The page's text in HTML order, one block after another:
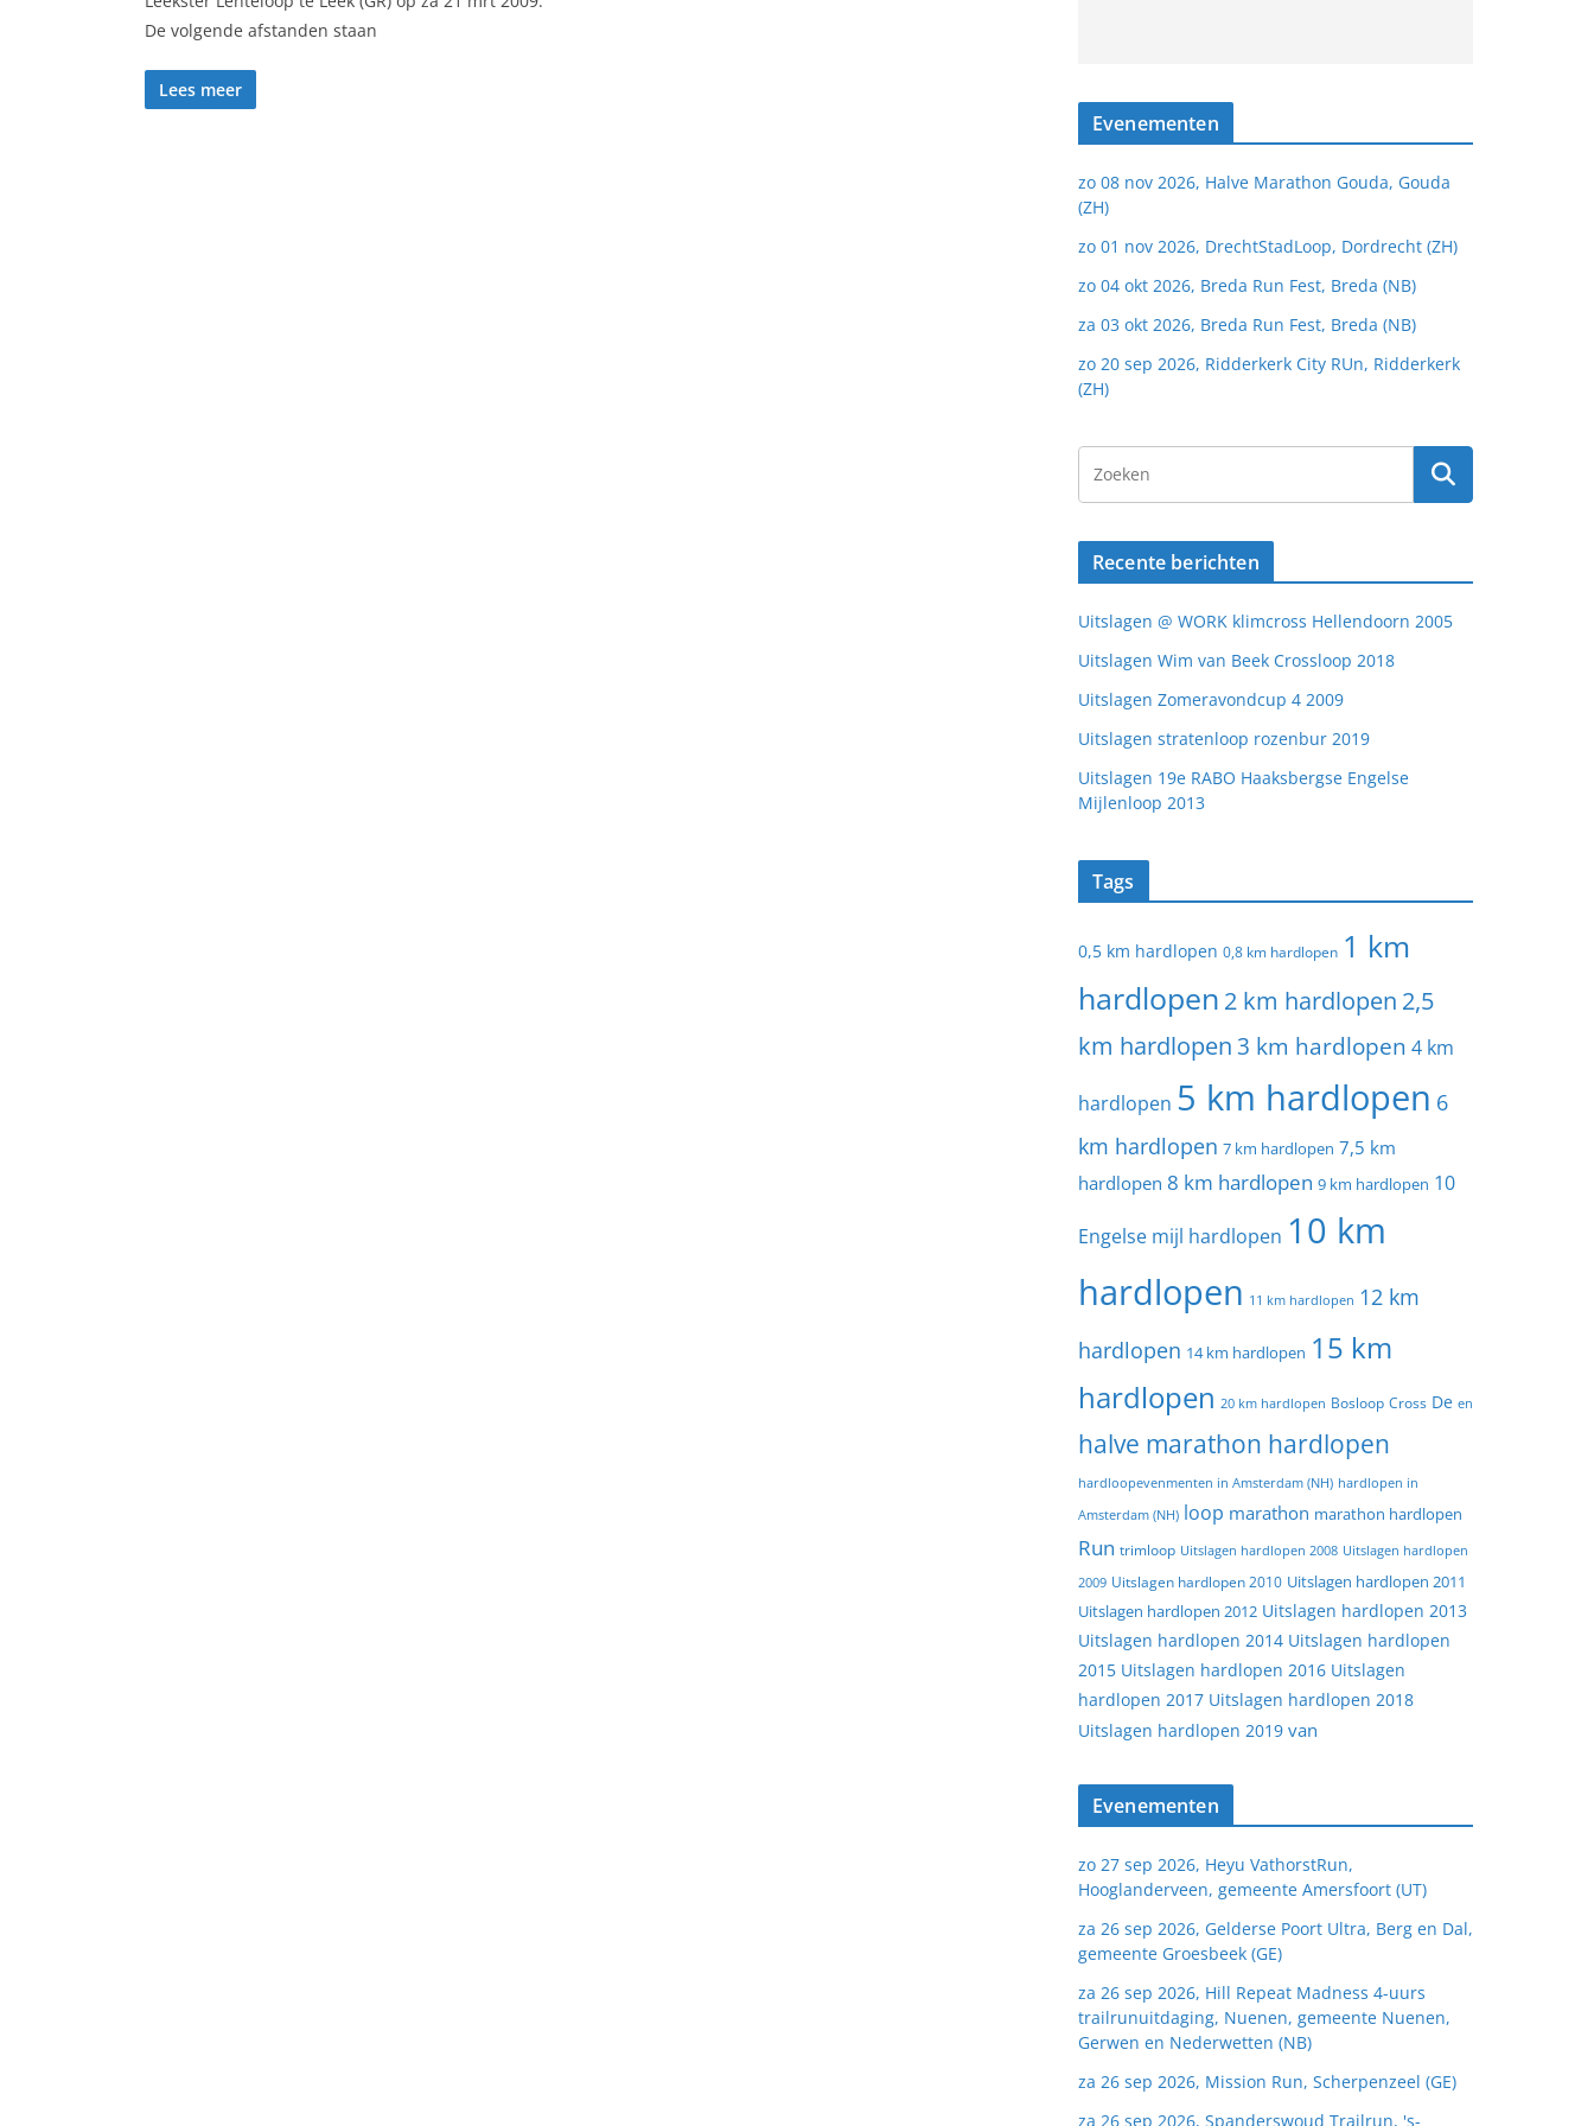
De volgende afstanden staan
Lees meer
Evenementen
zo 08 nov 2026, Halve Marathon Gouda, Gouda
(ZH)
zo 01 nov 2026, DrechtStadLoop, Dordrecht (ZH)
zo 04 okt 2026, Breda Run Fest, Breda (NB)
za 03 okt 2026, Breda Run Fest, Breda (NB)
zo 20 sep 2026, Ridderkerk City RUn, Ridderkerk
(ZH)
Recente berichten
Uitslagen @ WORK klimcross Hellendoorn 2005
Uitslagen Wim van Beek Crossloop 2018
Uitslagen Zomeravondcup 4 2009
Uitslagen stratenloop rozenbur 2019
Uitslagen 19e RABO Haaksbergse Engelse
Mijlenloop 2013
Tags
0,5 km hardlopen 0,8 km hardlopen 1 km
hardlopen 2 km hardlopen 2,5
km hardlopen 3 km hardlopen 4 km
hardlopen 5 km hardlopen 6
km hardlopen 7 km hardlopen 7,5 km
hardlopen 8 km hardlopen 9 km hardlopen 10
Engelse mijl hardlopen 10 km
hardlopen 11 km hardlopen 12 km
hardlopen 14 km hardlopen 15 km
hardlopen 20 km hardlopen Bosloop Cross De en
halve marathon hardlopen
hardloopevenmenten in Amsterdam (NH) hardlopen in
Amsterdam (NH) loop marathon marathon hardlopen
Run trimloop Uitslagen hardlopen 2008 Uitslagen hardlopen
2009 Uitslagen hardlopen 2010 Uitslagen hardlopen 2011
Uitslagen hardlopen 2012 Uitslagen hardlopen 2013
Uitslagen hardlopen 2014 Uitslagen hardlopen
2015 Uitslagen hardlopen 2016 Uitslagen
hardlopen 2017 Uitslagen hardlopen 2018
Uitslagen hardlopen 2019 van
Evenementen
zo 27 sep 2026, Heyu VathorstRun,
Hooglanderveen, gemeente Amersfoort (UT)
za 26 sep 2026, Gelderse Poort Ultra, Berg en Dal,
gemeente Groesbeek (GE)
za 26 sep 2026, Hill Repeat Madness 4-uurs
trailrunuitdaging, Nuenen, gemeente Nuenen,
Gerwen en Nederwetten (NB)
za 26 sep 2026, Mission Run, Scherpenzeel (GE)
za 26 sep 2026, Spanderswoud Trailrun, 's-